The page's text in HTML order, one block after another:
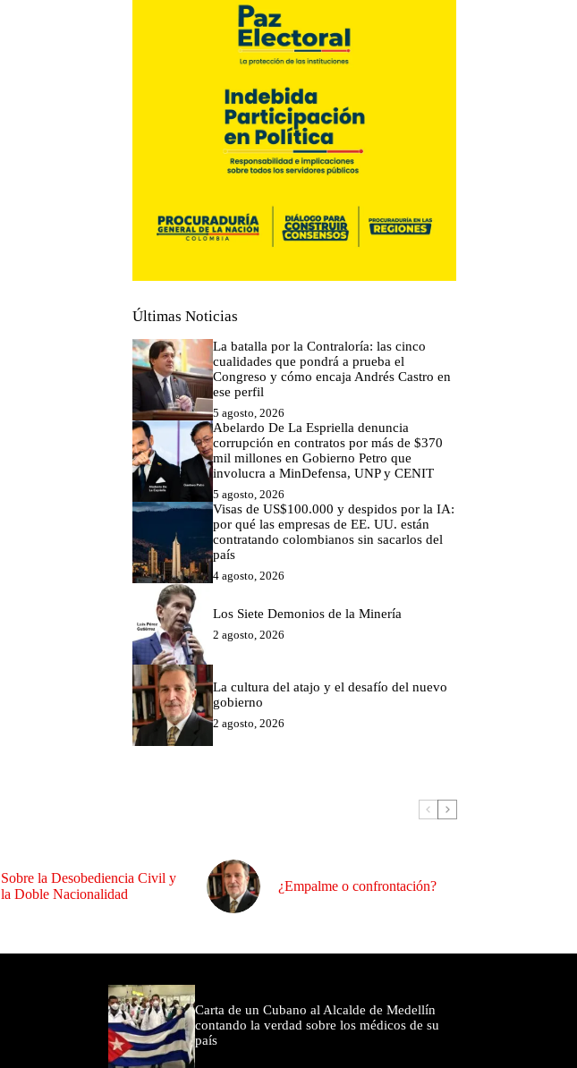
Últimas Noticias
La batalla por la Contraloría: las cinco
cualidades que pondrá a prueba el
Congreso y cómo encaja Andrés Castro en
ese perfil
5 agosto, 2026
Abelardo De La Espriella denuncia
corrupción en contratos por más de $370
mil millones en Gobierno Petro que
involucra a MinDefensa, UNP y CENIT
5 agosto, 2026
Visas de US$100.000 y despidos por la IA:
por qué las empresas de EE. UU. están
contratando colombianos sin sacarlos del
país
4 agosto, 2026
Los Siete Demonios de la Minería
2 agosto, 2026
La cultura del atajo y el desafío del nuevo
gobierno
2 agosto, 2026
Sobre la Desobediencia Civil y
la Doble Nacionalidad
¿Empalme o confrontación?
Carta de un Cubano al Alcalde de Medellín
contando la verdad sobre los médicos de su
país